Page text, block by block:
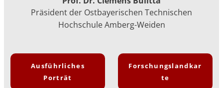
Präsident der Ostbayerischen Technischen
Hochschule Amberg-Weiden
Ausführliches
Porträt
Forschungslandkar
te